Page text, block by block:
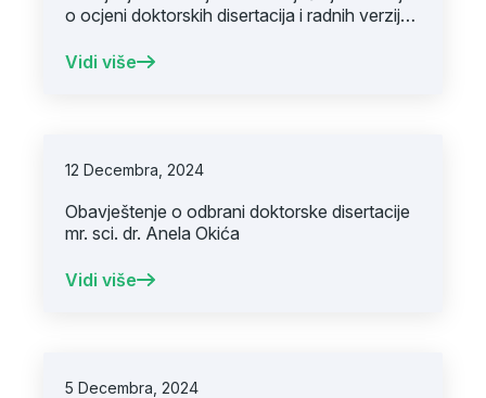
o ocjeni doktorskih disertacija i radnih verzija
Erkočević, dr. Nusreta Popovića i dr. Nizame
Vidi više
12 Decembra, 2024
Obavještenje o odbrani doktorske disertacije
mr. sci. dr. Anela Okića
Vidi više
5 Decembra, 2024